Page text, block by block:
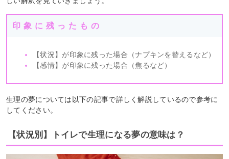
印象に残ったもの
【状況】が印象に残った場合（ナプキンを替えるなど）
【感情】が印象に残った場合（焦るなど）
生理の夢については以下の記事で詳しく解説しているので参考に
してください。
【状況別】トイレで生理になる夢の意味は？